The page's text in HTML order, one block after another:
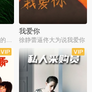
拯救即将被真菌腐蚀的世界
我爱你
徐静蕾逼佟大为说我爱你